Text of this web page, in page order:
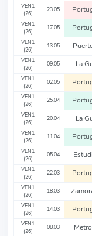
VEN1
(26)
23.05
VEN1
(26)
17.05
VEN1
(26)
13.05
VEN1
(26)
09.05 La
VEN1
(26)
02.05
VEN1
(26)
25.04
VEN1
(26)
20.04 La
VEN1
(26)
11.04
VEN1
(26)
05.04
VEN1
(26)
22.03
VEN1
(26)
18.03
VEN1
(26)
14.03
VEN1
(26)
08.03